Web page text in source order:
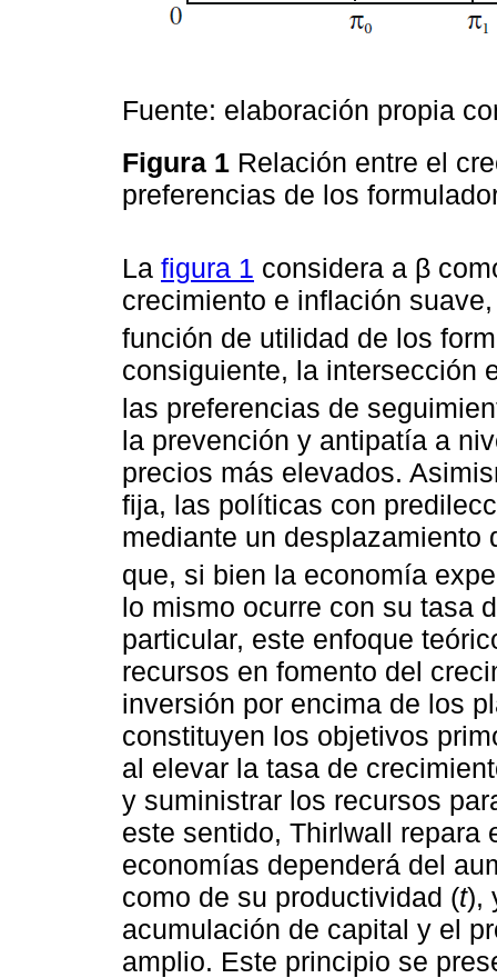
Fuente: elaboración propia
Figura 1 Relación entre el
preferencias de los
La figura 1 considera a β
crecimiento e inflación
función de utilidad de los
consiguiente, la intersección
las preferencias de
la prevención y antipatía a
precios más elevados.
fija, las políticas con
mediante un
que, si bien la economía
lo mismo ocurre con su tasa
particular, este enfoque
recursos en fomento del
inversión por encima de los
constituyen los objetivos
al elevar la tasa de
y suministrar los recursos
este sentido, Thirlwall repara
economías dependerá del
como de su productividad (t),
acumulación de capital y el
amplio. Este principio se